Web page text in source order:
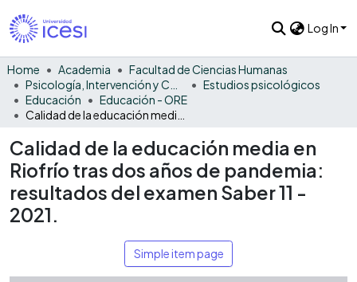
Log In
Home Academia
Facultad de Ciencias Humanas
Estudios psicológicos
Educación
Educación - ORE
Calidad de la educación media en
Riofrío tras dos años de pandemia:
resultados del examen Saber 11 -
2021.
Simple item page